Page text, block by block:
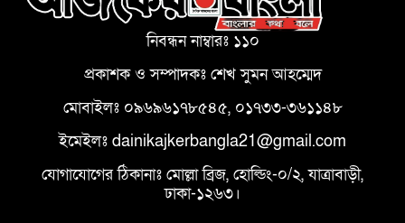
নিবন্ধন নাম্বারঃ ১১০
প্রকাশক ও সম্পাদকঃ শেখ সুমন আহম্মেদ
মোবাইলঃ ০৯৬৯৬১৭৮৫৪৫, ০১৭৩৩-৩৬১১৪৮
ইমেইলঃ dainikajkerbangla21@gmail.com
যোগাযোগের ঠিকানাঃ মোল্লা ব্রিজ, হোল্ডিং-০/২, যাত্রাবাড়ী,
ঢাকা-১২৬৩।